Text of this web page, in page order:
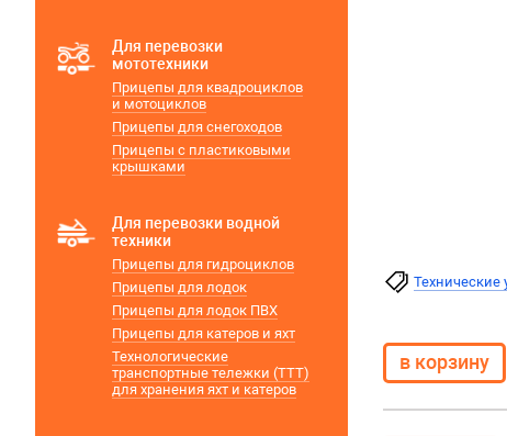
Технические
Для перевозки
мототехники
Прицепы для квадроциклов
и мотоциклов
Прицепы для снегоходов
Прицепы с пластиковыми
крышками
Для перевозки водной
техники
Прицепы для гидроциклов
Прицепы для лодок
Прицепы для лодок ПВХ
Прицепы для катеров и яхт
Технологические
транспортные тележки (ТТТ)
для хранения яхт и катеров